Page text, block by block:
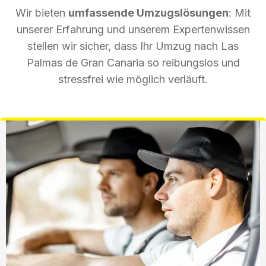
Wir bieten umfassende Umzugslösungen: Mit
unserer Erfahrung und unserem Expertenwissen
stellen wir sicher, dass Ihr Umzug nach Las
Palmas de Gran Canaria so reibungslos und
stressfrei wie möglich verläuft.